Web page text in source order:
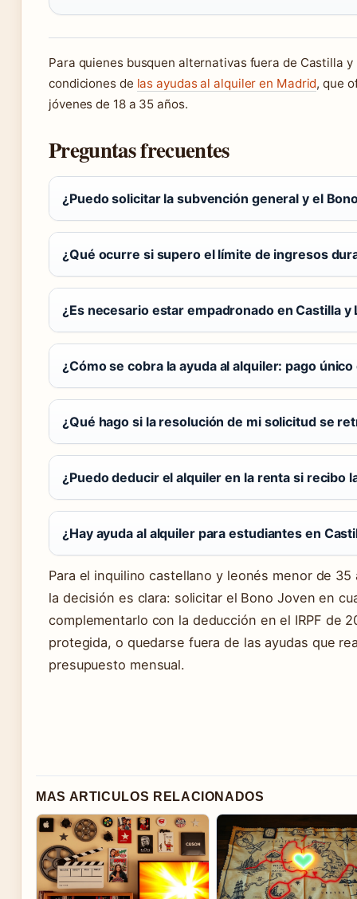
Para quienes busquen alternativas fuera de Castilla
condiciones de las ayudas al alquiler en Madrid, que
jóvenes de 18 a 35 años.
Preguntas frecuentes
¿Puedo solicitar la subvención general y el
¿Qué ocurre si supero el límite de ingresos
¿Es necesario estar empadronado en Castilla y
¿Cómo se cobra la ayuda al alquiler: pago
¿Qué hago si la resolución de mi solicitud se
¿Puedo deducir el alquiler en la renta si recibo
¿Hay ayuda al alquiler para estudiantes en
Para el inquilino castellano y leonés menor de
la decisión es clara: solicitar el Bono Joven en
complementarlo con la deducción en el IRPF de
protegida, o quedarse fuera de las ayudas que
presupuesto mensual.
MAS ARTICULOS RELACIONADOS